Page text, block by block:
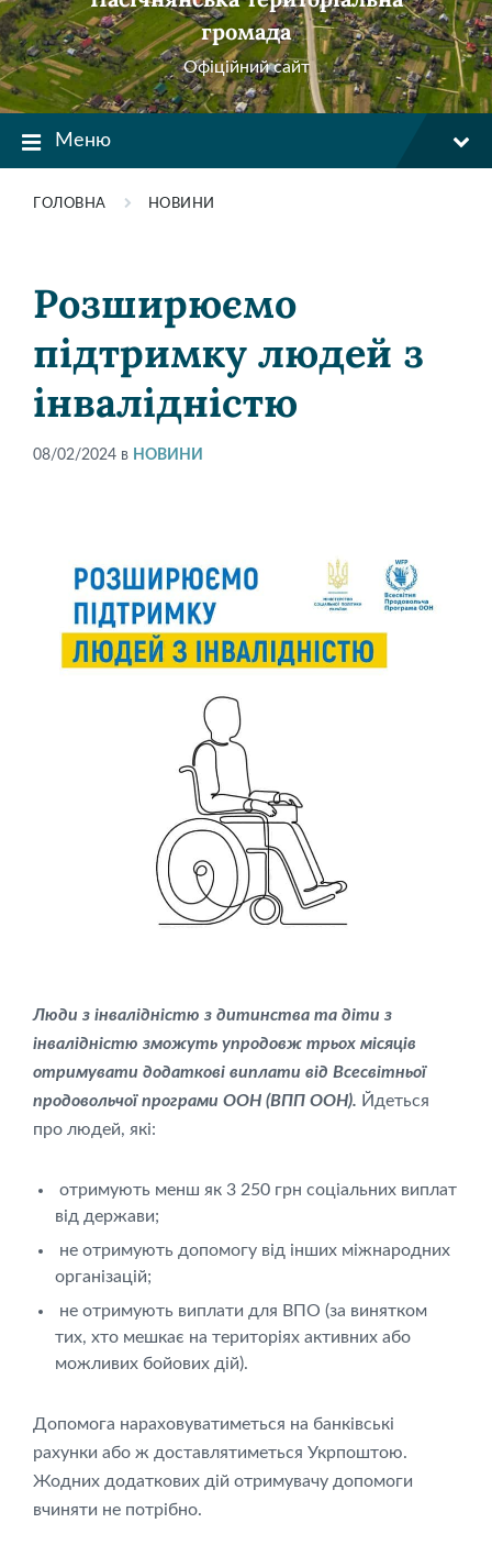
громада
Офіційний сайт
Меню
ГОЛОВНА НОВИНИ
Розширюємо
підтримку людей з
інвалідністю
08/02/2024 в НОВИНИ
Люди з інвалідністю з дитинства та діти з
інвалідністю зможуть упродовж трьох місяців
отримувати додаткові виплати від Всесвітньої
продовольчої програми ООН (ВПП ООН). Йдеться
про людей, які:
отримують менш як 3 250 грн соціальних виплат
від держави;
не отримують допомогу від інших міжнародних
організацій;
не отримують виплати для ВПО (за винятком
тих, хто мешкає на територіях активних або
можливих бойових дій).
Допомога нараховуватиметься на банківські
рахунки або ж доставлятиметься Укрпоштою.
Жодних додаткових дій отримувачу допомоги
вчиняти не потрібно.